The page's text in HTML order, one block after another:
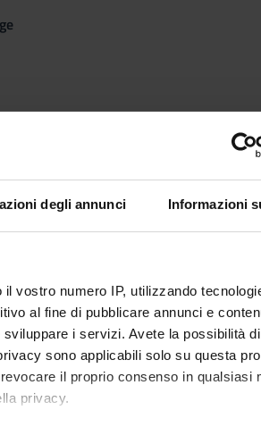
degli annunci Informazioni
vostro numero IP, utilizzando
al fine di pubblicare annunci e
i servizi. Avete la possibilità
sono applicabili solo su questa
il proprio consenso in qualsiasi
privacy.